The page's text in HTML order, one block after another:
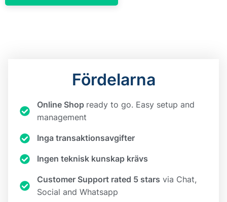
Fördelarna
Online Shop ready to go. Easy setup and
management
Inga transaktionsavgifter
Ingen teknisk kunskap krävs
Customer Support rated 5 stars via Chat,
Social and Whatsapp